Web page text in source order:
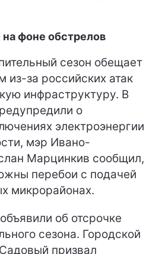
фоне обстрелов
сезон обещает
из-за российских атак
инфраструктуру. В
о
электроэнергии
мэр Ивано-
Марцинкив сообщил,
перебои с подачей
микрорайонах.
об отсрочке
сезона. Городской
призвал